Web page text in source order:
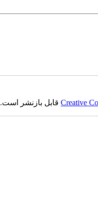
Creativeقابل بازنشر است.